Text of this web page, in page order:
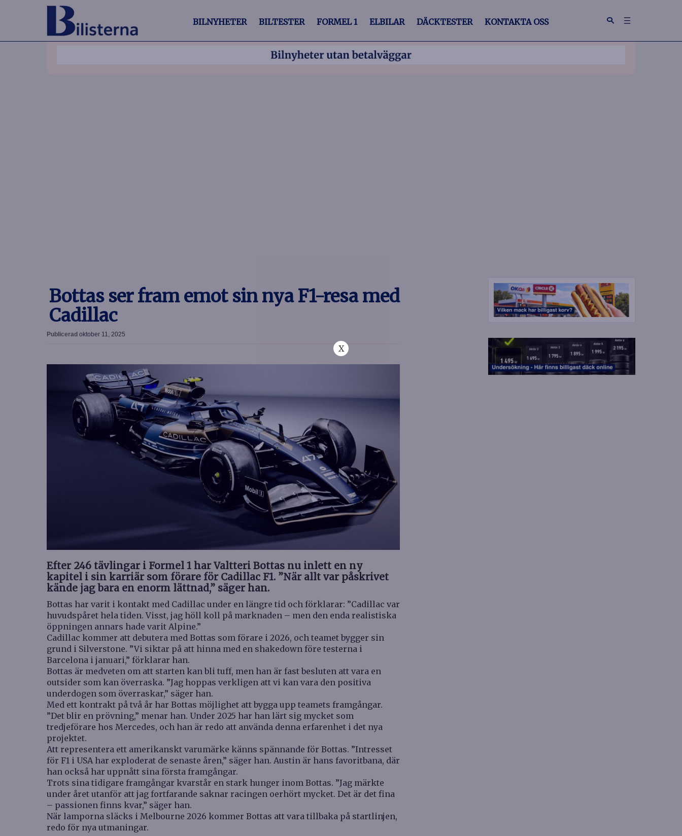
X
BILNYHETER BILTESTER FORMEL 1 ELBILAR DÄCKTESTER KONTAKTA OSS
Bottas ser fram emot sin nya F1-resa med
Cadillac
Publicerad oktober 11, 2025
Efter 246 tävlingar i Formel 1 har Valtteri Bottas nu inlett en ny
kapitel i sin karriär som förare för Cadillac F1. ”När allt var påskrivet
kände jag bara en enorm lättnad,” säger han.
Bottas har varit i kontakt med Cadillac under en längre tid och förklarar: ”Cadillac var
huvudspåret hela tiden. Visst, jag höll koll på marknaden – men den enda realistiska
öppningen annars hade varit Alpine.”
Cadillac kommer att debutera med Bottas som förare i 2026, och teamet bygger sin
grund i Silverstone. ”Vi siktar på att hinna med en shakedown före testerna i
Barcelona i januari,” förklarar han.
Bottas är medveten om att starten kan bli tuff, men han är fast besluten att vara en
outsider som kan överraska. ”Jag hoppas verkligen att vi kan vara den positiva
underdogen som överraskar,” säger han.
Med ett kontrakt på två år har Bottas möjlighet att bygga upp teamets framgångar.
”Det blir en prövning,” menar han. Under 2025 har han lärt sig mycket som
tredjeförare hos Mercedes, och han är redo att använda denna erfarenhet i det nya
projektet.
Att representera ett amerikanskt varumärke känns spännande för Bottas. ”Intresset
för F1 i USA har exploderat de senaste åren,” säger han. Austin är hans favoritbana, där
han också har uppnått sina första framgångar.
Trots sina tidigare framgångar kvarstår en stark hunger inom Bottas. ”Jag märkte
under året utanför att jag fortfarande saknar racingen oerhört mycket. Det är det fina
– passionen finns kvar,” säger han.
När lamporna släcks i Melbourne 2026 kommer Bottas att vara tillbaka på startlinjen,
redo för nya utmaningar.